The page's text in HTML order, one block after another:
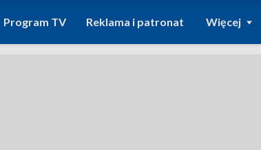
Program TV Reklama i patronat Więcej